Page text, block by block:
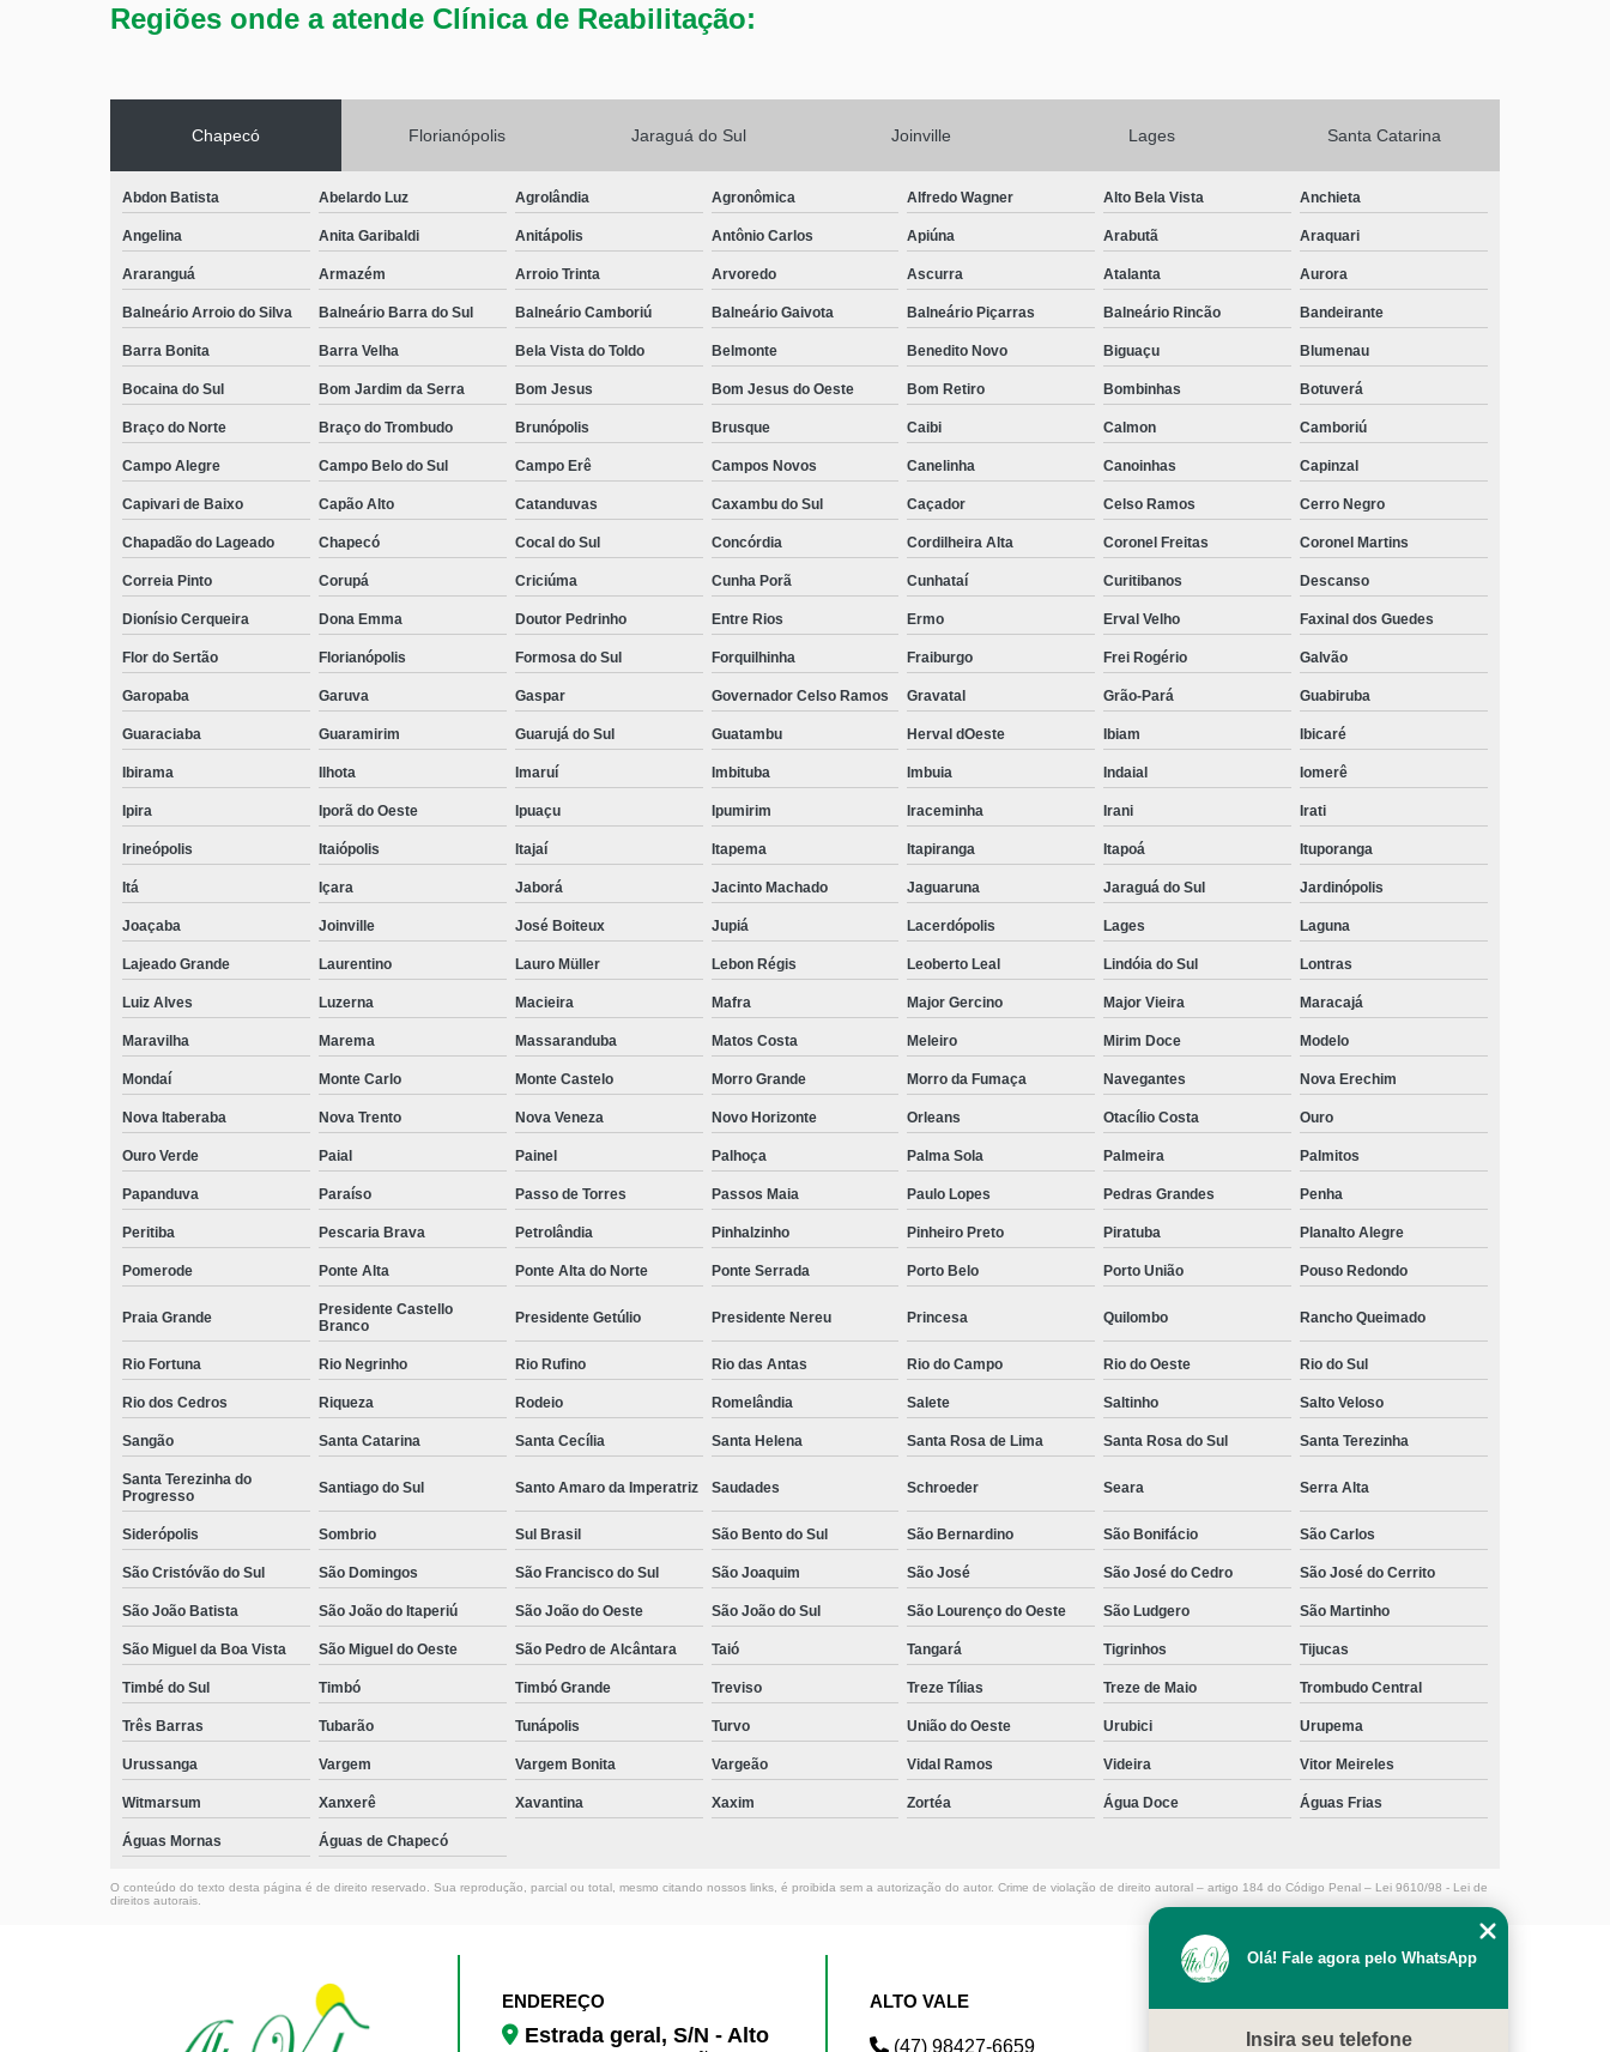
Regiões onde a atende Clínica de Reabilitação:
Chapecó Florianópolis Jaraguá do Sul Joinville Lages Santa Catarina
Abdon Batista Abelardo Luz Agrolândia Agronômica Alfredo Wagner Alto Bela Vista Anchieta
Angelina Anita Garibaldi Anitápolis Antônio Carlos Apiúna Arabutã Araquari
Araranguá Armazém Arroio Trinta Arvoredo Ascurra Atalanta Aurora
Balneário Arroio do Silva Balneário Barra do Sul Balneário Camboriú Balneário Gaivota Balneário Piçarras Balneário Rincão Bandeirante
Barra Bonita Barra Velha Bela Vista do Toldo Belmonte Benedito Novo Biguaçu Blumenau
Bocaina do Sul Bom Jardim da Serra Bom Jesus Bom Jesus do Oeste Bom Retiro Bombinhas Botuverá
Braço do Norte Braço do Trombudo Brunópolis Brusque Caibi Calmon Camboriú
Campo Alegre Campo Belo do Sul Campo Erê Campos Novos Canelinha Canoinhas Capinzal
Capivari de Baixo Capão Alto Catanduvas Caxambu do Sul Caçador Celso Ramos Cerro Negro
Chapadão do Lageado Chapecó Cocal do Sul Concórdia Cordilheira Alta Coronel Freitas Coronel Martins
Correia Pinto Corupá Criciúma Cunha Porã Cunhataí Curitibanos Descanso
Dionísio Cerqueira Dona Emma Doutor Pedrinho Entre Rios Ermo Erval Velho Faxinal dos Guedes
Flor do Sertão Florianópolis Formosa do Sul Forquilhinha Fraiburgo Frei Rogério Galvão
Garopaba Garuva Gaspar Governador Celso Ramos Gravatal Grão-Pará Guabiruba
Guaraciaba Guaramirim Guarujá do Sul Guatambu Herval dOeste Ibiam Ibicaré
Ibirama Ilhota Imaruí Imbituba Imbuia Indaial Iomerê
Ipira Iporã do Oeste Ipuaçu Ipumirim Iraceminha Irani Irati
Irineópolis Itaiópolis Itajaí Itapema Itapiranga Itapoá Ituporanga
Itá Içara Jaborá Jacinto Machado Jaguaruna Jaraguá do Sul Jardinópolis
Joaçaba Joinville José Boiteux Jupiá Lacerdópolis Lages Laguna
Lajeado Grande Laurentino Lauro Müller Lebon Régis Leoberto Leal Lindóia do Sul Lontras
Luiz Alves Luzerna Macieira Mafra Major Gercino Major Vieira Maracajá
Maravilha Marema Massaranduba Matos Costa Meleiro Mirim Doce Modelo
Mondaí Monte Carlo Monte Castelo Morro Grande Morro da Fumaça Navegantes Nova Erechim
Nova Itaberaba Nova Trento Nova Veneza Novo Horizonte Orleans Otacílio Costa Ouro
Ouro Verde Paial Painel Palhoça Palma Sola Palmeira Palmitos
Papanduva Paraíso Passo de Torres Passos Maia Paulo Lopes Pedras Grandes Penha
Peritiba Pescaria Brava Petrolândia Pinhalzinho Pinheiro Preto Piratuba Planalto Alegre
Pomerode Ponte Alta Ponte Alta do Norte Ponte Serrada Porto Belo Porto União Pouso Redondo
Praia Grande
Presidente Castello
Branco
Presidente Getúlio Presidente Nereu Princesa Quilombo Rancho Queimado
Rio Fortuna Rio Negrinho Rio Rufino Rio das Antas Rio do Campo Rio do Oeste Rio do Sul
Rio dos Cedros Riqueza Rodeio Romelândia Salete Saltinho Salto Veloso
Sangão Santa Catarina Santa Cecília Santa Helena Santa Rosa de Lima Santa Rosa do Sul Santa Terezinha
Santa Terezinha do
Progresso
Santiago do Sul Santo Amaro da Imperatriz Saudades Schroeder Seara Serra Alta
Siderópolis Sombrio Sul Brasil São Bento do Sul São Bernardino São Bonifácio São Carlos
São Cristóvão do Sul São Domingos São Francisco do Sul São Joaquim São José São José do Cedro São José do Cerrito
São João Batista São João do Itaperiú São João do Oeste São João do Sul São Lourenço do Oeste São Ludgero São Martinho
São Miguel da Boa Vista São Miguel do Oeste São Pedro de Alcântara Taió Tangará Tigrinhos Tijucas
Timbé do Sul Timbó Timbó Grande Treviso Treze Tílias Treze de Maio Trombudo Central
Três Barras Tubarão Tunápolis Turvo União do Oeste Urubici Urupema
Urussanga Vargem Vargem Bonita Vargeão Vidal Ramos Videira Vitor Meireles
Witmarsum Xanxerê Xavantina Xaxim Zortéa Água Doce Águas Frias
Águas Mornas Águas de Chapecó
O conteúdo do texto desta página é de direito reservado. Sua reprodução, parcial ou total, mesmo citando nossos links, é proibida sem a autorização do autor. Crime de violação de direito autoral – artigo 184 do Código Penal – Lei 9610/98 - Lei de
direitos autorais
ENDEREÇO
Estrada geral, S/N - Alto
ALTO VALE
(47) 98427-6659 HOME
Olá! Fale agora pelo WhatsApp
Insira seu telefone